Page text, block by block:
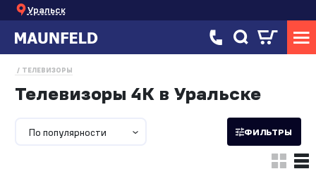
Уральск
ТЕЛЕВИЗОРЫ
Телевизоры 4K в Уральске
По популярности ФИЛЬТРЫ